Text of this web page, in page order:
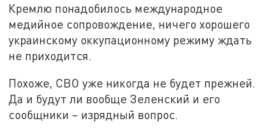
Кремлю понадобилось международное
медийное сопровождение, ничего хорошего
украинскому оккупационному режиму ждать
не приходится.
Похоже, СВО уже никогда не будет прежней.
Да и будут ли вообще Зеленский и его
сообщники – изрядный вопрос.